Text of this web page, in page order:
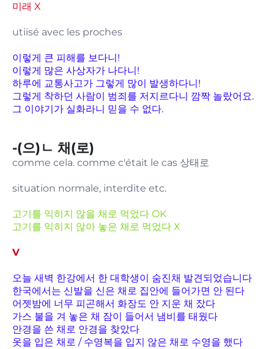
미래 X
utiisé avec les proches
이렇게 큰 피해를 보다니!
이렇게 많은 사상자가 나다니!
하루에 교통사고가 그렇게 많이 발생하다니!
그렇게 착하던 사람이 범죄를 저지르다니 깜짝 놀랐어요.
그 이야기가 실화라니 믿을 수 없다.
-(으)ㄴ 채(로)
comme cela. comme c'était le cas 상태로
situation normale, interdite etc.
고기를 익히지 않을 채로 먹었다 OK
고기를 익히지 않아 놓은 채로 먹었다 X
V
오늘 새벽 한강에서 한 대학생이 숨진채 발견되었습니다
한국에서는 신발을 신은 채로 집안에 들어가면 안 된다
어젯밤에 너무 피곤해서 화장도 안 지운 채 잤다
가스 불을 겨 놓은 채 잠이 들어서 냄비를 태웠다
안경을 쓴 채로 안경을 찾았다
옷을 입은 채로 / 수영복을 입지 않은 채로 수영을 했다